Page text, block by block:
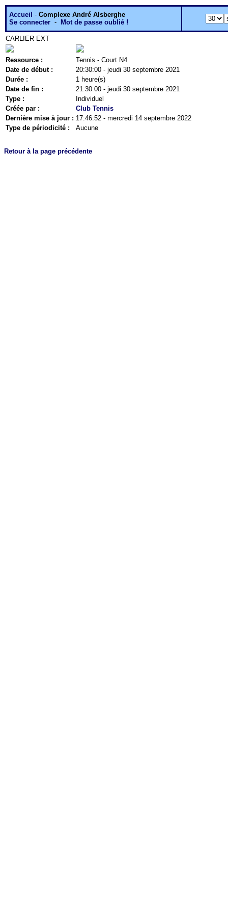
Accueil - Complexe André Alsberghe
Se connecter - Mot de passe oublié !
CARLIER EXT
Ressource :
Tennis - Court N4
Date de début :
20:30:00 - jeudi 30 septembre 2021
Durée :
1 heure(s)
Date de fin :
21:30:00 - jeudi 30 septembre 2021
Type :
Individuel
Créée par :
Club Tennis
Dernière mise à jour : 17:46:52 - mercredi 14 septembre 2022
Type de périodicité :
Aucune
Retour à la page précédente